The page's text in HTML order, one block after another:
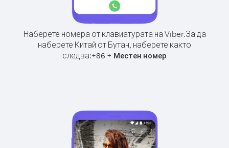
Наберете номера от клавиатурата на Viber.За да
наберете Китай от Бутан, наберете както
следва:+86 + Местен номер